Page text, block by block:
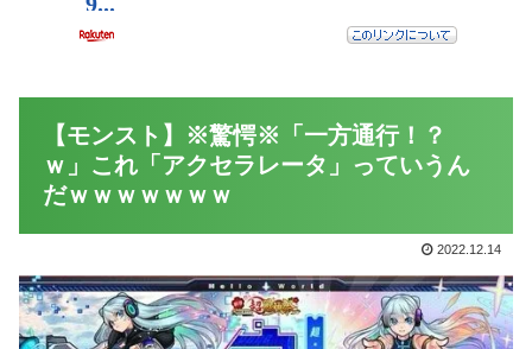
【モンスト】※驚愕※「一方通行！？
ｗ」これ「アクセラレータ」っていうん
だｗｗｗｗｗｗｗ
2022.12.14